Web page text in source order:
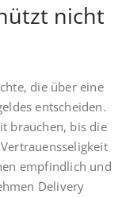
nicht
die über eine
entscheiden.
brauchen, bis die
empfindlich und
Delivery